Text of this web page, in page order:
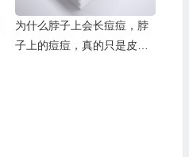
为什么脖子上会长痘痘，脖
子上的痘痘，真的只是皮肤